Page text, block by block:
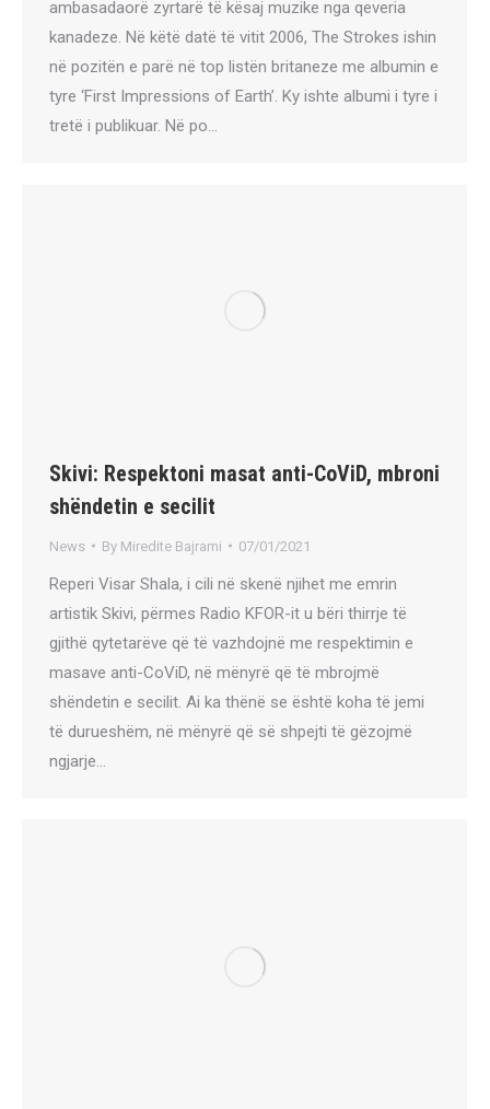
ambasadaorë zyrtarë të kësaj muzike nga qeveria
kanadeze. Në këtë datë të vitit 2006, The Strokes ishin
në pozitën e parë në top listën britaneze me albumin e
tyre ‘First Impressions of Earth’. Ky ishte albumi i tyre i
tretë i publikuar. Në po…
Skivi: Respektoni masat anti-CoViD, mbroni
shëndetin e secilit
News By Miredite Bajrami 07/01/2021
Reperi Visar Shala, i cili në skenë njihet me emrin
artistik Skivi, përmes Radio KFOR-it u bëri thirrje të
gjithë qytetarëve që të vazhdojnë me respektimin e
masave anti-CoViD, në mënyrë që të mbrojmë
shëndetin e secilit. Ai ka thënë se është koha të jemi
të durueshëm, në mënyrë që së shpejti të gëzojmë
ngjarje…